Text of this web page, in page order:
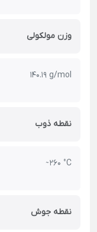
وزن مولکولی
140.19 g/mol
نقطه ذوب
̴ 260 °C
نقطه جوش